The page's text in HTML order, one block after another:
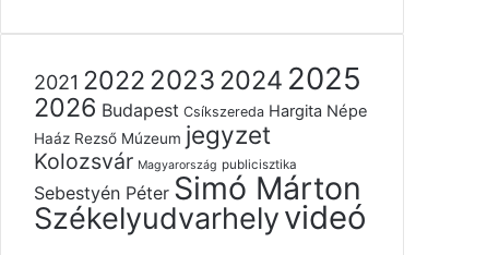
2021 2022 2023 2024 2025
2026 Budapest Csíkszereda Hargita Népe
Haáz Rezső Múzeum jegyzet
Kolozsvár Magyarország publicisztika
Sebestyén Péter Simó Márton
Székelyudvarhelyvideó